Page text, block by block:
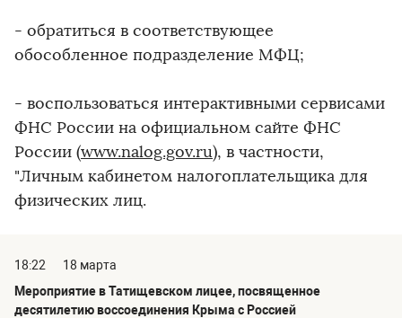
- обратиться в соответствующее
обособленное подразделение МФЦ;
- воспользоваться интерактивными сервисами
ФНС России на официальном сайте ФНС
России (www.nalog.gov.ru), в частности,
"Личным кабинетом налогоплательщика для
физических лиц.
18:22
18 марта
Мероприятие в Татищевском лицее, посвященное
десятилетию воссоединения Крыма с Россией